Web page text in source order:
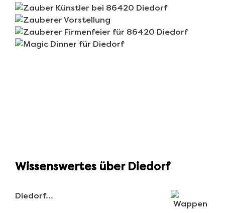
Wissenswertes über Diedorf
Diedorf…